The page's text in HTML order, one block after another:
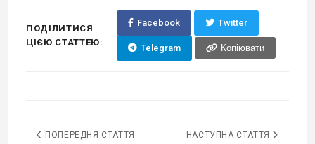
ПОДІЛИТИСЯ
ЦІЄЮ СТАТТЕЮ:
Facebook Twitter
Telegram Копіювати
ПОПЕРЕДНЯ СТАТТЯ НАСТУПНА СТАТТЯ